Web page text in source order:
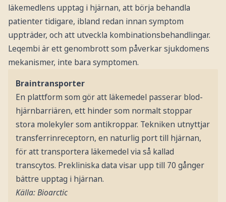
läkemedlens upptag i hjärnan, att börja behandla
patienter tidigare, ibland redan innan symptom
uppträder, och att utveckla kombinationsbehandlingar.
Leqembi är ett genombrott som påverkar sjukdomens
mekanismer, inte bara symptomen.
Braintransporter
En plattform som gör att läkemedel passerar blod-
hjärnbarriären, ett hinder som normalt stoppar
stora molekyler som antikroppar. Tekniken utnyttjar
transferrinreceptorn, en naturlig port till hjärnan,
för att transportera läkemedel via så kallad
transcytos. Prekliniska data visar upp till 70 gånger
bättre upptag i hjärnan.
Källa: Bioarctic